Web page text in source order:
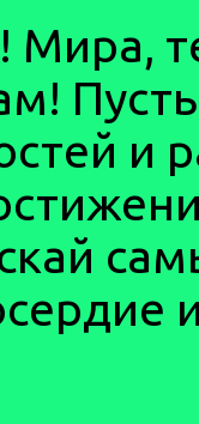
Мира,
и